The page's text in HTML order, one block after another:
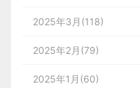
2025年3月(118)
2025年2月(79)
2025年1月(60)